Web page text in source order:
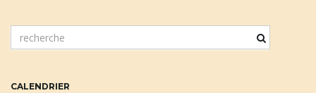
o
CALENDRIER